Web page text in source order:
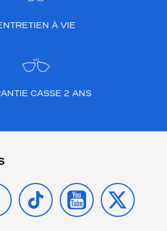
À VIE
CASSE 2 ANS
TIKTOK YOUTUBE
X